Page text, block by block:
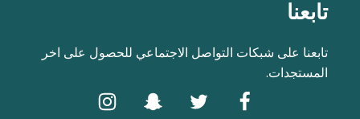
تابعنا
تابعنا على شبكات التواصل الاجتماعي للحصول على اخر
المستجدات.